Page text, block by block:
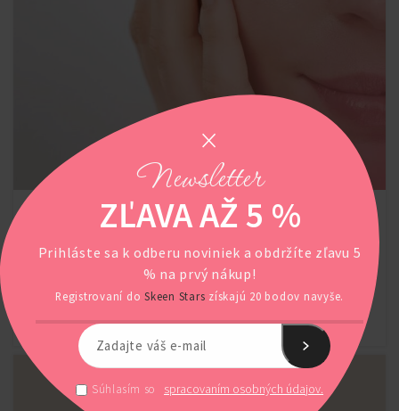
Nutroxsun® – Ochrana pokožky pred
následkami slnečného žiarenia
POKRAČOVAŤ V ČÍTANÍ
Newsletter
ZĽAVA AŽ 5 %
Prihláste sa k odberu noviniek a obdržíte zľavu 5
% na prvý nákup!
Registrovaní do Skeen Stars získajú 20 bodov navyše.
Súhlasím so spracovaním osobných údajov.